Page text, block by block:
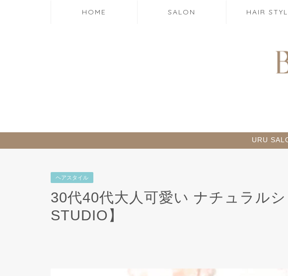
HOME SALON HAIR
URU
ヘアスタイル
30代40代大人可愛い ナチュラル
STUDIO】